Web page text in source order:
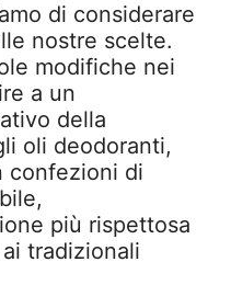
di considerare
nostre scelte.
modifiche nei
a un
della
oli deodoranti,
confezioni di
più rispettosa
tradizionali